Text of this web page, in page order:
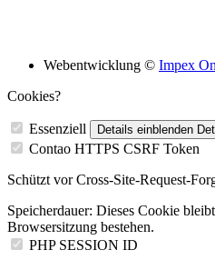
Webentwicklung © Impex
Cookies?
Essenziell Details einblenden
Contao HTTPS CSRF Token
Schützt vor Cross-Site-Request-
Speicherdauer: Dieses Cookie
Browsersitzung bestehen.
PHP SESSION ID